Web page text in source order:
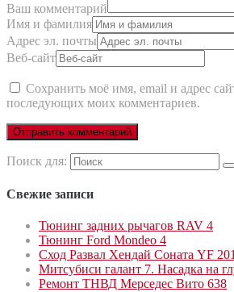
Ваш комментарий
Имя и фамилия
Адрес эл. почты
Веб-сайт
Сохранить моё имя, email и адрес
последующих моих комментариев.
Поиск для:
Свежие записи
Тюнинг задних рычагов RAV 4
Тюнинг Ford Mondeo 4
Сход Развал Хендай Соната YF
Митсубиси галант 7. Насадка на
Ремонт ТНВД Мерседес Вито 638